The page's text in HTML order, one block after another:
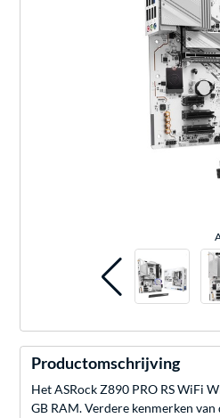
Productomschrijving
Het ASRock Z890 PRO RS WiFi
GB RAM. Verdere kenmerken